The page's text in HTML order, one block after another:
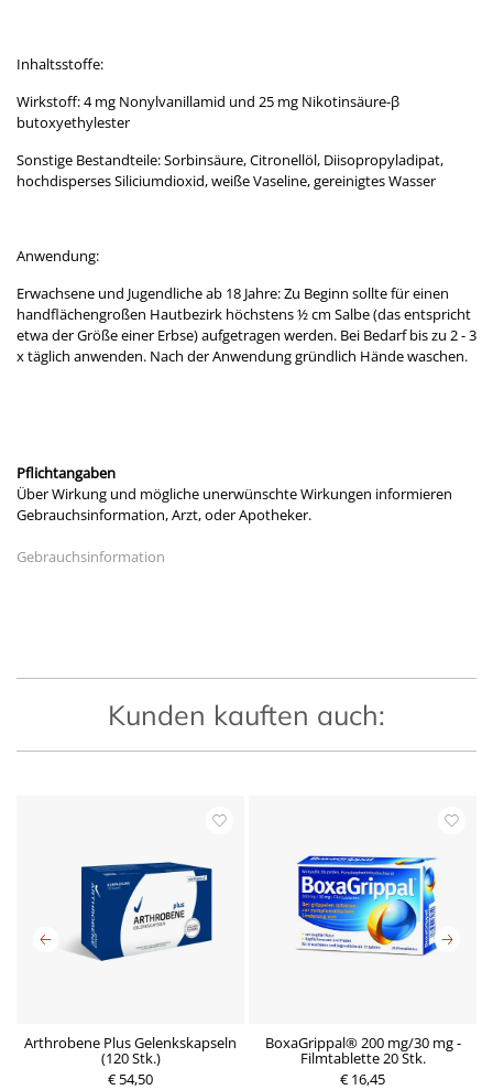
Inhaltsstoffe:
Wirkstoff: 4 mg Nonylvanillamid und 25 mg Nikotinsäure-β
butoxyethylester
Sonstige Bestandteile: Sorbinsäure, Citronellöl, Diisopropyladipat,
hochdisperses Siliciumdioxid, weiße Vaseline, gereinigtes Wasser
Anwendung:
Erwachsene und Jugendliche ab 18 Jahre: Zu Beginn sollte für einen
handflächengroßen Hautbezirk höchstens ½ cm Salbe (das entspricht
etwa der Größe einer Erbse) aufgetragen werden. Bei Bedarf bis zu 2 - 3
x täglich anwenden. Nach der Anwendung gründlich Hände waschen.
Pflichtangaben
Über Wirkung und mögliche unerwünschte Wirkungen informieren
Gebrauchsinformation, Arzt, oder Apotheker.
Gebrauchsinformation
Kunden kauften auch:
Arthrobene Plus Gelenkskapseln
(120 Stk.)
€ 54,50
BoxaGrippal® 200 mg/30 mg -
Filmtablette 20 Stk.
€ 16,45